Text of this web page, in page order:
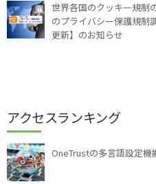
世界各国のクッキー規制
のプライバシー保護規
更新】のお知らせ
アクセスランキング
OneTrustの多言語設定機